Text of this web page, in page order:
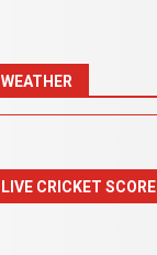
WEATHER
LIVE CRICKET SCORE